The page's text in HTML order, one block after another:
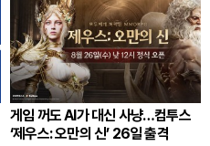
게임 꺼도 AI가 대신 사냥…컴투스
‘제우스: 오만의 신’ 26일 출격